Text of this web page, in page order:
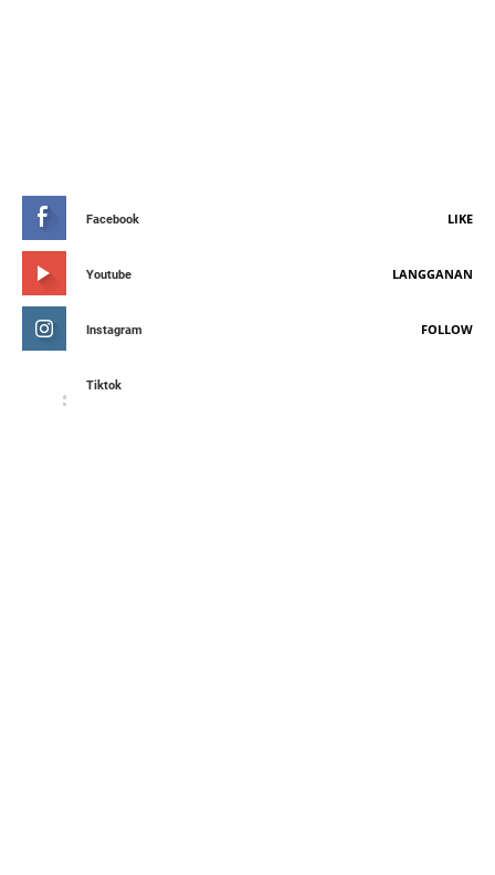
Facebook LIKE
Youtube LANGGANAN
Instagram FOLLOW
Tiktok